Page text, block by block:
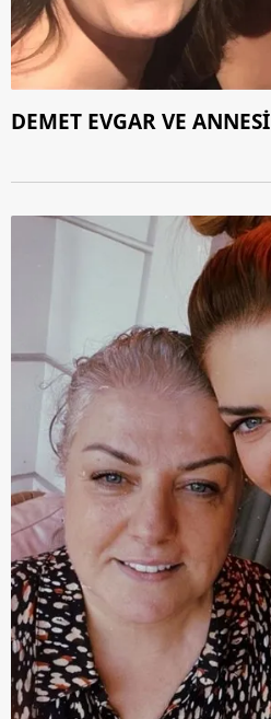
DEMET EVGAR VE ANNESİ